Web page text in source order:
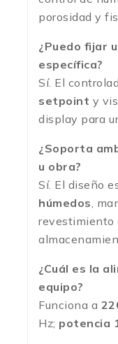
porosidad y
¿Puedo fijar
específica?
Sí. El
setpoint y
display para
¿Soporta
u obra?
Sí. El diseño
húmedos,
revestimiento
¿Cuál es la
equipo?
Funciona a
Hz; potencia